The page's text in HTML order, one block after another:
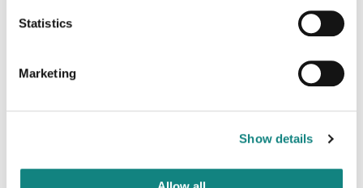
Statistics
Marketing
Show details
Hvordan hydrogen kan bidra til grønn omstilling av
maritim sektor.
Ringvirkninger for arbeidsplasser, næringsliv og
Spørsmålsrunde
Åpen dialog med salen – vi setter av god tid til